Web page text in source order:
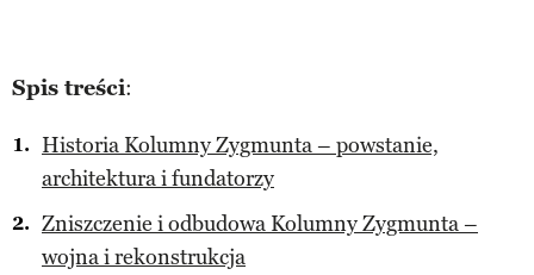
Spis treści:
Historia Kolumny Zygmunta – powstanie,
architektura i fundatorzy
Zniszczenie i odbudowa Kolumny Zygmunta –
wojna i rekonstrukcja